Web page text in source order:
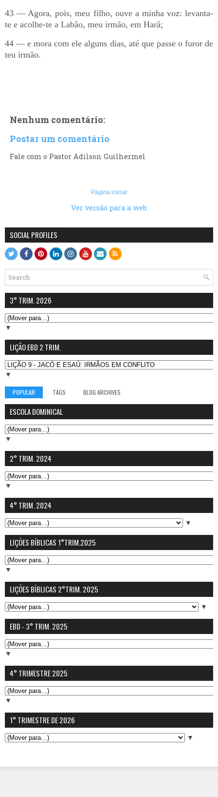
43 — Agora, pois, meu filho, ouve a minha voz: levanta-
te e acolhe-te a Labão, meu irmão, em Harã;
44 — e mora com ele alguns dias, até que passe o furor de
teu irmão.
Nenhum comentário:
Postar um comentário
Fale com o Pastor Adilson Guilhermel
Página inicial
Ver versão para a web
SOCIAL PROFILES
3° TRIM. 2026
▼
LIÇÃO EBD 2 TRIM.
▼
POPULAR TAGS BLOG ARCHIVES
ESCOLA DOMINICAL
▼
2° TRIM. 2024
▼
4° TRIM. 2024
▼
LIÇÕES BÍBLICAS 1°TRIM.2025
▼
LIÇÕES BÍBLICAS 2°TRIM. 2025
▼
EBD - 3° TRIM. 2025
▼
4° TRIMESTRE 2025
▼
1° TRIMESTRE DE 2026
▼